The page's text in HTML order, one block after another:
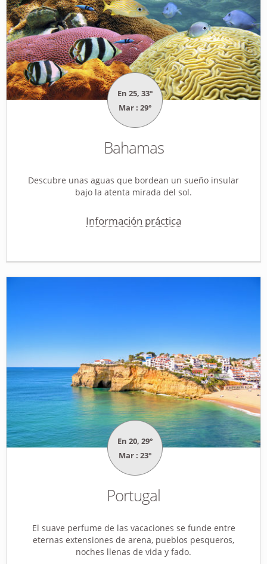
En 25, 33°
Mar : 29°
Bahamas
Descubre unas aguas que bordean un sueño insular
bajo la atenta mirada del sol.
Información práctica
En 20, 29°
Mar : 23°
Portugal
El suave perfume de las vacaciones se funde entre
eternas extensiones de arena, pueblos pesqueros,
noches llenas de vida y fado.